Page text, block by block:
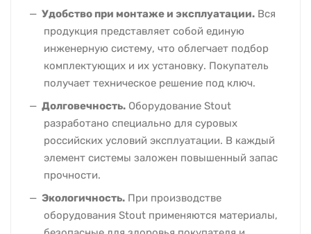
Удобство при монтаже и эксплуатации.Вся
продукция представляет собой единую
инженерную систему, что облегчает подбор
комплектующих и их установку. Покупатель
получает техническое решение под ключ.
Долговечность.Оборудование Stout
разработано специально для суровых
российских условий эксплуатации. В каждый
элемент системы заложен повышенный запас
прочности.
Экологичность.При производстве
оборудования Stout применяются материалы,